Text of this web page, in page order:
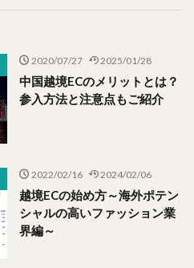
2020/07/27 2025/01/28
中国越境ECのメリットとは？
参入方法と注意点もご紹介
2022/02/16 2024/02/06
越境ECの始め方～海外ポテン
シャルの高いファッション業
界編～